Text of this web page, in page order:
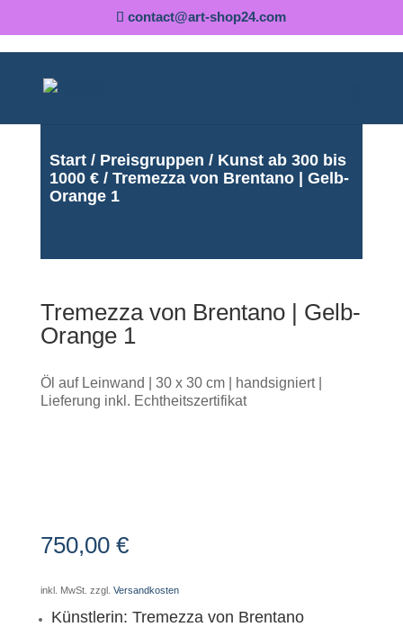
contact@art-shop24.com
Start/ Preisgruppen / Kunst ab 300 bis
1000 €/ Tremezza von Brentano | Gelb-
Orange 1
Tremezza von Brentano | Gelb-
Orange 1
Öl auf Leinwand | 30 x 30 cm | handsigniert |
Lieferung inkl. Echtheitszertifikat
750,00 €
inkl. MwSt. zzgl. Versandkosten
Künstlerin: Tremezza von Brentano